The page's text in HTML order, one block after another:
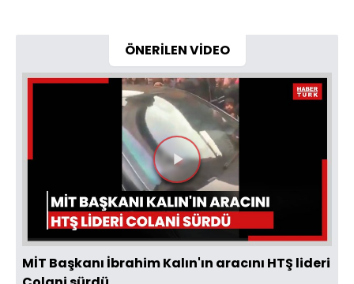
ÖNERİLEN VİDEO
Videoyu
Oynat
MİT Başkanı İbrahim Kalın'ın aracını HTŞ lideri